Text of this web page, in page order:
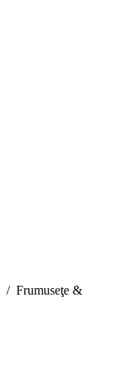
/ Frumuseţe &